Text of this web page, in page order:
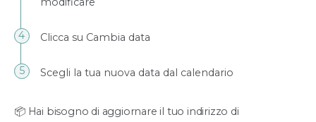
Clicca su Cambia data
Scegli la tua nuova data dal calendario
📦 Hai bisogno di aggiornare il tuo indirizzo di